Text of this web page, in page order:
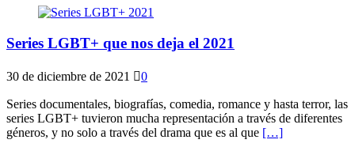
Series LGBT+ que nos deja el 2021
30 de diciembre de 2021 0
Series documentales, biografías, comedia, romance y hasta terror, las
series LGBT+ tuvieron mucha representación a través de diferentes
géneros, y no solo a través del drama que es al que […]